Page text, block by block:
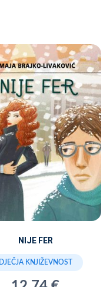
NIJE FER
DJEČJA KNJIŽEVNOST